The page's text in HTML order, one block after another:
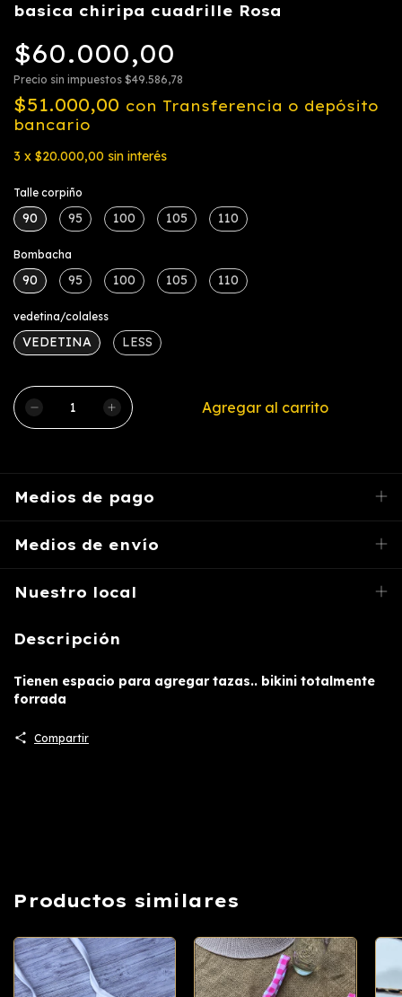
basica chiripa cuadrille Rosa
$60.000,00
Precio sin impuestos $49.586,78
$51.000,00 con Transferencia o depósito
bancario
3 x $20.000,00 sin interés
Talle corpiño
90 95 100 105 110
Bombacha
90 95 100 105 110
vedetina/colaless
VEDETINA LESS
Medios de pago
Medios de envío
Nuestro local
Descripción
Tienen espacio para agregar tazas.. bikini totalmente
forrada
Compartir
Productos similares